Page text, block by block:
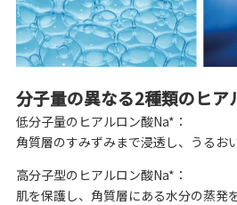
分子量の異なる2種類のヒア
低分子量のヒアルロン酸Na*：
角質層のすみずみまで浸透し、うるお
高分子型のヒアルロン酸Na*：
肌を保護し、角質層にある水分の蒸発